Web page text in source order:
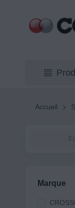
Accueil
Marque